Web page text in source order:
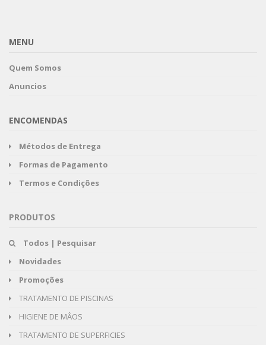
MENU
Quem Somos
Anuncios
ENCOMENDAS
Métodos de Entrega
Formas de Pagamento
Termos e Condições
PRODUTOS
Todos | Pesquisar
Novidades
Promoções
TRATAMENTO DE PISCINAS
HIGIENE DE MÂOS
TRATAMENTO DE SUPERFICIES